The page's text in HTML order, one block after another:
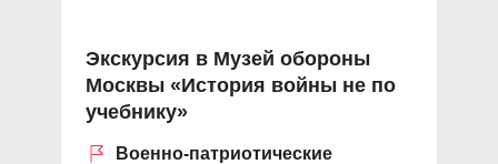
Экскурсия в Музей обороны
Москвы «История войны не по
учебнику»
Военно-патриотические